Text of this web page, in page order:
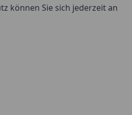
können Sie sich jederzeit an